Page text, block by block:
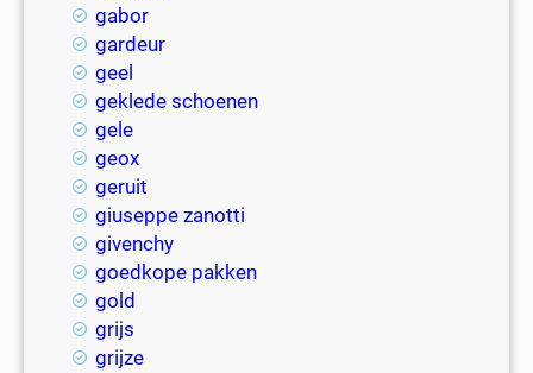
gabor
gardeur
geel
geklede schoenen
gele
geox
geruit
giuseppe zanotti
givenchy
goedkope pakken
gold
grijs
grijze